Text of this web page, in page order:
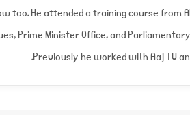
too. He attended a training course from
Prime Minister Office, and
Previously he worked with Aaj TV